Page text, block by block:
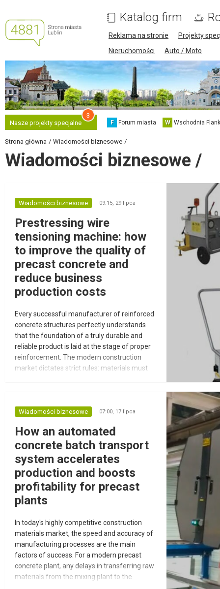
Katalog firm
Reklama na stronie Projekty
Nieruchomości
Auto / Moto
Nasze projekty specjalne
3
F Forum miasta W Wschodnia
Strona główna Wiadomości biznesowe
Wiadomości biznesowe /
Wiadomości biznesowe 09:15, 29 lipca
Prestressing wire
tensioning machine: how
to improve the quality of
precast concrete and
reduce business
production costs
Every successful manufacturer of reinforced
concrete structures perfectly understands
that the foundation of a truly durable and
reliable product is laid at the stage of proper
reinforcement. The modern construction
market dictates strict rules: materials must
this complex engineering task is the
Wiadomości biznesowe 07:00, 17 lipca
How an automated
concrete batch transport
system accelerates
production and boosts
profitability for precast
plants
In today's highly competitive construction
materials market, the speed and accuracy of
manufacturing processes are the main
factors of success. For a modern precast
concrete plant, any delays in transferring raw
materials from the mixing plant to the